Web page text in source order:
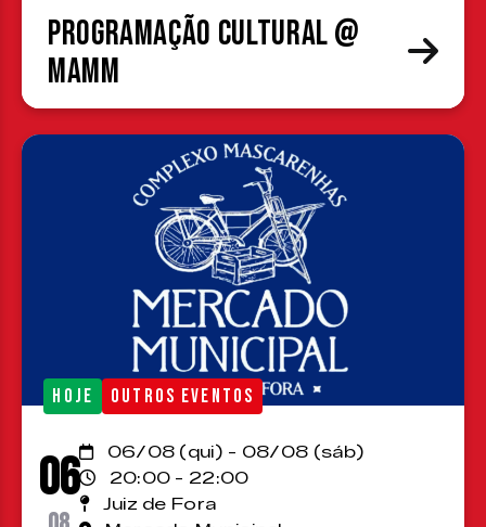
Programação cultural @
MAMM
HOJE OUTROS EVENTOS
06
06/08 (qui) - 08/08 (sáb)
20:00 - 22:00
Juiz de Fora